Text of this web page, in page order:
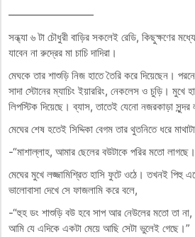
————————
সন্ধ্যা ৬ টা চৌধুরী বাড়ির সকলেই রেডি, কিছুক্ষণের
যাবেন না রুদ্রের মা চাচি দাদিরা।
মেঘকে তার শাশুড়ি নিজ হাতে তৈরি করে দিয়েছেন।
সাদা স্টোনের ম্যাচিং ইয়াররিং, নেকলেস ও চুড়ি।
লিপস্টিক দিয়েছে। ব্যাস, তাতেই যেনো নজরকাড়া সুন্দর
মেঘের শেষ হতেই সিদ্দিকা বেগম তার থুতনিতে ধরে
-“মাশাল্লাহ, আমার ছেলের বউটাকে পরির মতো
মেঘের মুখে লজ্জামিশ্রিত হাসি ফুটে ওঠে। তখনই পিহু
ভালোবাসা দেখে সে ফাজলামি করে বলে,
-“হুহ ডং শাশুড়ি বউ হবে সাপ আর নেউলের মতো তা
আমি যে এদিকে একটা মেয়ে আছি সেটা ভুলেই গেছে।”